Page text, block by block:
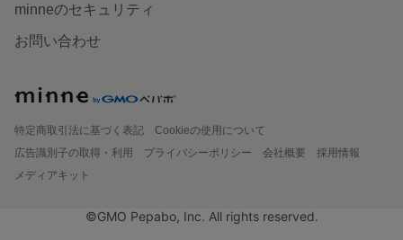
minneのセキュリティ
お問い合わせ
特定商取引法に基づく表記
Cookieの使用について
広告識別子の取得・利用
プライバシーポリシー 会社概要
採用情報
メディアキット
©GMO Pepabo, Inc. All rights reserved.